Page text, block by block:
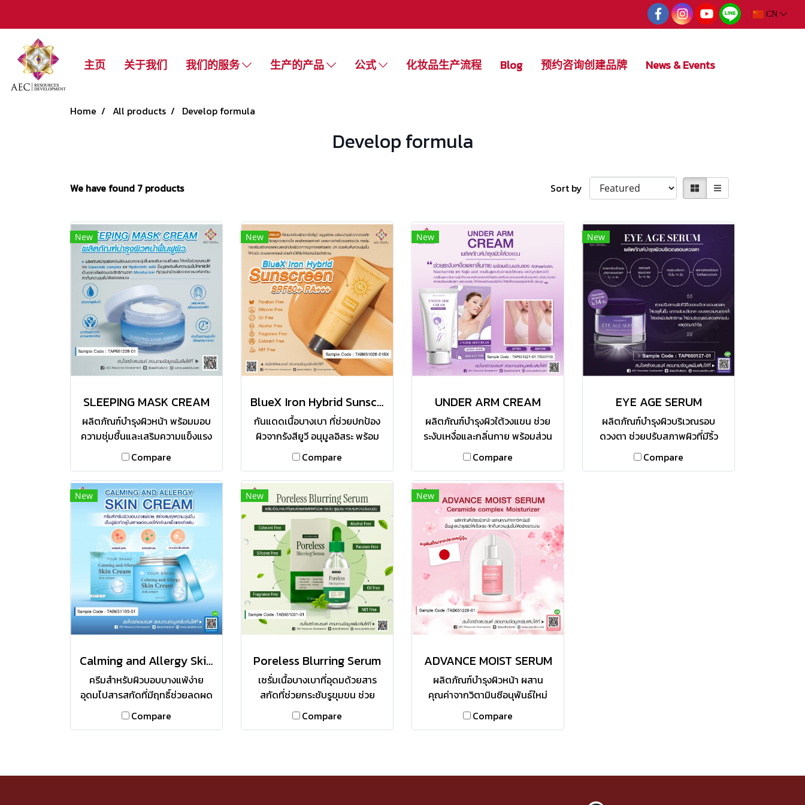
CN
主页 关于我们 我们的服务 生产的产品 公式 化妆品生产流程 Blog 预约咨询创建品牌 News & Events
Home All products Develop formula
Develop formula
We have found 7 products Sort by
New
SLEEPING MASK CREAM
ผลิตภัณฑ์บำรุงผิวหน้า พร้อมมอบ
ความชุ่มชื้นและเสริมความแข็งแรง
ให้แก่ชั้นผิว ด้วยคุณสมบัติจาก
Ceramide complex และ
Hyaluronic acid ฟื้นฟูและเติม
เต็มความชุ่มชื้นให้แก่ผิวได้เป็น
อย่างดี พร้อมประสิทธิภาพจาก
Moisturizer ที่ช่วยปกป้องผิวจาก
ความแห้งกร้าน กักเก็บความชุ่มชื้น
ได้อย่างยาวนาน
Compare
New
BlueX Iron Hybrid Sunscreen SPF50+ PA+++
กันแดดเนื้อบางเบา ที่ช่วยปกป้อง
ผิวจากรังสียูวี อนุมูลอิสระ พร้อม
บำรุงผิวจากสารสกัดที่ช่วยบำรุงผิว
ให้แลดูขาวกระจ่างใส ลดฝ้ากระจุด
ด่างดำ ชะลอการเกิดริ้วรอยก่อนวัย
กระตุ้นการเสริมสร้างคอลลาเจน
และปกป้องผิวจากการถูกทำลาย
ด้วยแสง UV ช่วยเติมเต็มความชุ่ม
ชื้นให้กับผิว ช่วยลดอาการแพ้ ช่วย
กักน้ำให้ผิวได้อย่างมีประสิทธิภาพ
Compare
New
UNDER ARM CREAM
ผลิตภัณฑ์บำรุงผิวใต้วงแขน ช่วย
ระงับเหงื่อและกลิ่นกาย พร้อมส่วน
ผสมของ Alpha arbutin,
Niacinamide และ Kojic acid
ช่วยฟื้นฟูและปรับสภาพผิวใต้วง
แขน ลดปัญหาผิวหนังไก่ พร้อมลด
เลือนความหมองคล้ำ บริเวณขา
หนีบ ข้อพับ ข้อศอก ต่างๆ ผลัด
เซลล์ผิวเก่า พร้อมกระตุ้นให้เกิด
การสร้างเซลล์ผิวใหม่ ให้ผิวใต้วง
แขนแลดูกระจ่างใส เนียนนุ่ม
Compare
New
EYE AGE SERUM
ผลิตภัณฑ์บำรุงผิวบริเวณรอบ
ดวงตา ช่วยปรับสภาพผิวที่มีริ้ว
รอยบริเวณรอบดวงตาให้แลดูตื้น
ขึ้น ช่วยยกกระชับเปลือกตา และ
Compare
New
Calming and Allergy Skin Cream
ครีมสำหรับผิวบอบบางแพ้ง่าย
อุดมไปสารสกัดที่มีฤทธิ์ช่วยลดผด
ผื่นแดง ลดการอักเสบ ความอ่อน
โยน มีความปลอดภัยต่อการใช้ว่า
Compare
New
Poreless Blurring Serum
เซรั่มเนื้อบางเบาที่อุดมด้วยสาร
สกัดที่ช่วยกระชับรูขุมขน ช่วย
ควบคุมความมันบนผิว โดยการ
ปรับสมดุลการผลิตน้ำมันใต้ชั้นผิว
Compare
New
ADVANCE MOIST SERUM
ผลิตภัณฑ์บำรุงผิวหน้า ผสาน
คุณค่าจากวิตามินซีอนุพันธ์ใหม่
จากประเทศญี่ปุ่น พร้อมเสริม
ประสิทธิภาพด้วย Ceramide
Compare